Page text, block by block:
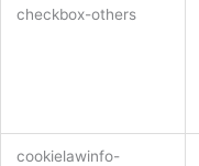
checkbox-others
cookielawinfo-